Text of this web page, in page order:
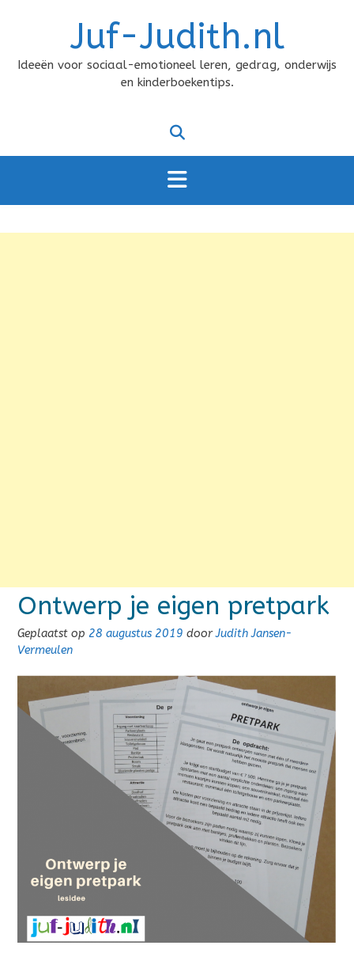
Juf-Judith.nl
Ideeën voor sociaal-emotioneel leren, gedrag, onderwijs
en kinderboekentips.
Ontwerp je eigen pretpark
Geplaatst op 28 augustus 2019 doorJudith Jansen-
Vermeulen